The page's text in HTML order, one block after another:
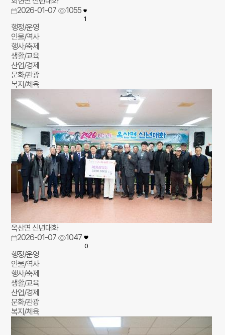
2026-01-07
1055
1
행정/운영
인물/역사
행사/축제
생활/교육
산업/경제
문화/관광
복지/체육
옥산면 신년대화
2026-01-07
1047
0
행정/운영
인물/역사
행사/축제
생활/교육
산업/경제
문화/관광
복지/체육